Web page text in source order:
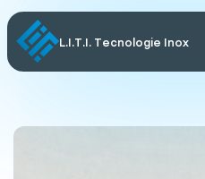
L.I.T.I. Tecnologie Inox